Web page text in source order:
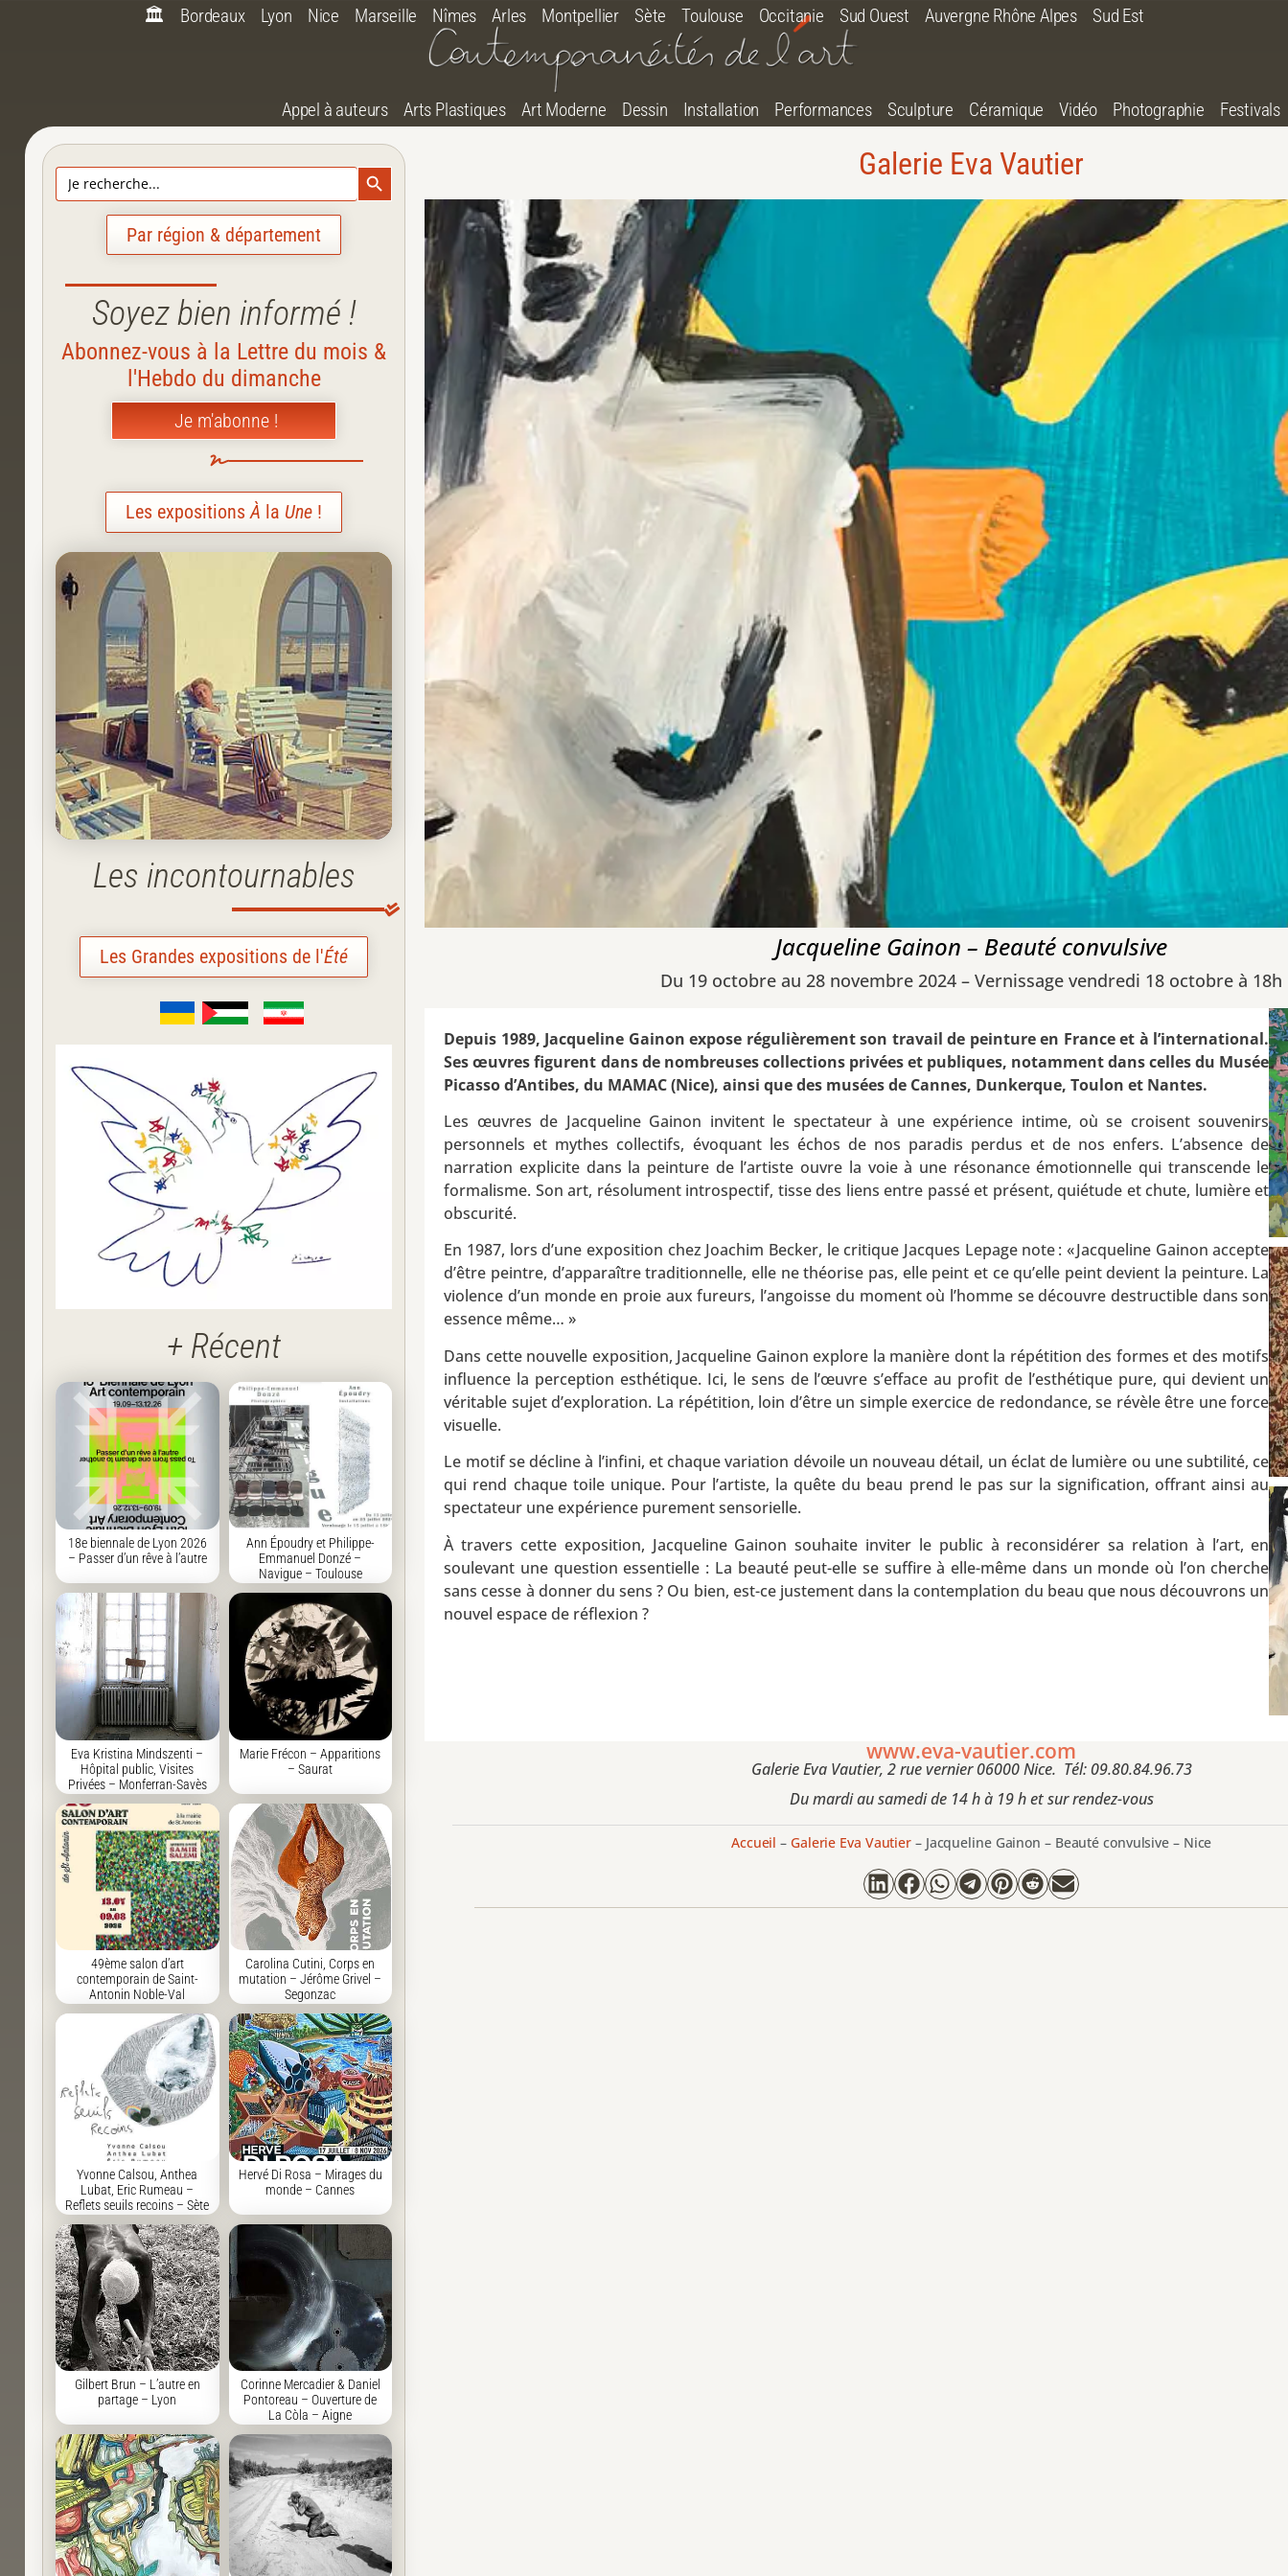
🏛️ Bordeaux Lyon Nice Marseille Nîmes Arles Montpellier Sète Toulouse Occitanie Sud Ouest Auvergne Rhône Alpes Sud Est
Appel à auteurs Arts Plastiques Art Moderne Dessin Installation Performances Sculpture Céramique Vidéo Photographie Festivals
Search
for:
Search Button
Par région & département
Soyez bien informé !
Abonnez-vous à la Lettre du mois &
l'Hebdo du dimanche
Je m'abonne !
Les expositionsÀ la Une !
Les incontournables
Les Grandes expositions de l'Été
+ Récent
18e biennale de Lyon 2026
– Passer d’un rêve à l’autre
Ann Époudry et Philippe-
Emmanuel Donzé –
Navigue – Toulouse
Eva Kristina Mindszenti –
Hôpital public, Visites
Privées – Monferran-Savès
Marie Frécon – Apparitions
– Saurat
49ème salon d’art
contemporain de Saint-
Antonin Noble-Val
Carolina Cutini, Corps en
mutation – Jérôme Grivel –
Segonzac
Yvonne Calsou, Anthea
Lubat, Eric Rumeau –
Reflets seuils recoins – Sète
Hervé Di Rosa – Mirages du
monde – Cannes
Gilbert Brun – L’autre en
partage – Lyon
Corinne Mercadier & Daniel
Pontoreau – Ouverture de
La Còla – Aigne
Galerie Eva Vautier
Jacqueline Gainon – Beauté convulsive
Du 19 octobre au 28 novembre 2024 – Vernissage vendredi 18 octobre à 18h
Depuis 1989, Jacqueline Gainon expose régulièrement son travail de peinture en France et à l’international.
Ses œuvres figurent dans de nombreuses collections privées et publiques, notamment dans celles du Musée
Picasso d’Antibes, du MAMAC (Nice), ainsi que des musées de Cannes, Dunkerque, Toulon et Nantes.
Les œuvres de Jacqueline Gainon invitent le spectateur à une expérience intime, où se croisent souvenirs
personnels et mythes collectifs, évoquant les échos de nos paradis perdus et de nos enfers. L’absence de
narration explicite dans la peinture de l’artiste ouvre la voie à une résonance émotionnelle qui transcende le
formalisme. Son art, résolument introspectif, tisse des liens entre passé et présent, quiétude et chute, lumière et
obscurité.
En 1987, lors d’une exposition chez Joachim Becker, le critique Jacques Lepage note : « Jacqueline Gainon accepte
d’être peintre, d’apparaître traditionnelle, elle ne théorise pas, elle peint et ce qu’elle peint devient la peinture. La
violence d’un monde en proie aux fureurs, l’angoisse du moment où l’homme se découvre destructible dans son
essence même… »
Dans cette nouvelle exposition, Jacqueline Gainon explore la manière dont la répétition des formes et des motifs
influence la perception esthétique. Ici, le sens de l’œuvre s’efface au profit de l’esthétique pure, qui devient un
véritable sujet d’exploration. La répétition, loin d’être un simple exercice de redondance, se révèle être une force
visuelle.
Le motif se décline à l’infini, et chaque variation dévoile un nouveau détail, un éclat de lumière ou une subtilité, ce
qui rend chaque toile unique. Pour l’artiste, la quête du beau prend le pas sur la signification, offrant ainsi au
spectateur une expérience purement sensorielle.
À travers cette exposition, Jacqueline Gainon souhaite inviter le public à reconsidérer sa relation à l’art, en
soulevant une question essentielle : La beauté peut-elle se suffire à elle-même dans un monde où l’on cherche
sans cesse à donner du sens ? Ou bien, est-ce justement dans la contemplation du beau que nous découvrons un
nouvel espace de réflexion ?
www.eva-vautier.com
Galerie Eva Vautier, 2 rue vernier 06000 Nice. Tél: 09.80.84.96.73
Du mardi au samedi de 14 h à 19 h et sur rendez-vous
Accueil – Galerie Eva Vautier – Jacqueline Gainon – Beauté convulsive – Nice